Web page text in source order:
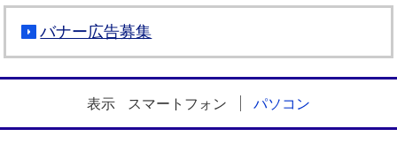
バナー広告募集
表示 スマートフォン パソコン